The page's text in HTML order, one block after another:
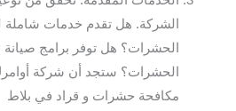
الشركة. هل تقدم خدمات شاملة
الحشرات؟ هل توفر برامج صيانة
الحشرات؟ ستجد أن شركة
مكافحة حشرات و قراد في بلاط